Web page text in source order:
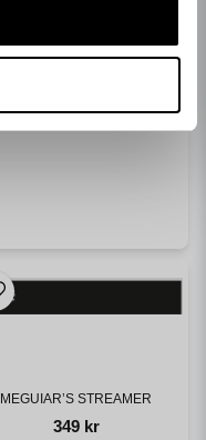
MEGUIAR’S STREAMER
349 kr